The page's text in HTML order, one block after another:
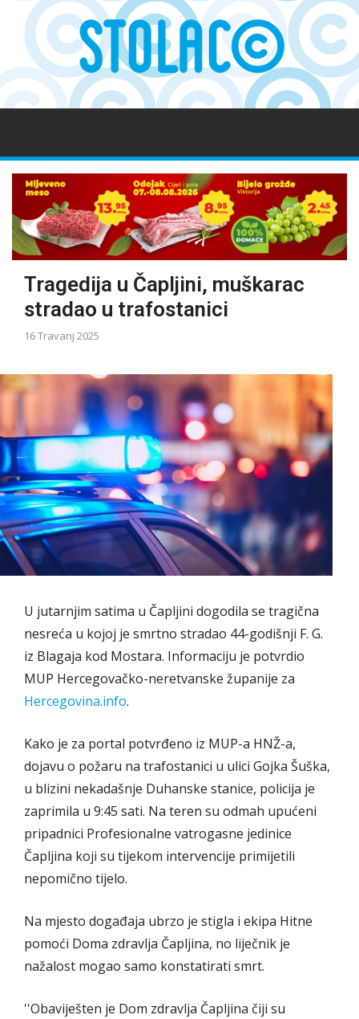
Tragedija u Čapljini, muškarac
stradao u trafostanici
16 Travanj 2025
U jutarnjim satima u Čapljini dogodila se tragična
nesreća u kojoj je smrtno stradao 44-godišnji F. G.
iz Blagaja kod Mostara. Informaciju je potvrdio
MUP Hercegovačko-neretvanske županije za
Hercegovina.info.
Kako je za portal potvrđeno iz MUP-a HNŽ-a,
dojavu o požaru na trafostanici u ulici Gojka Šuška,
u blizini nekadašnje Duhanske stanice, policija je
zaprimila u 9:45 sati. Na teren su odmah upućeni
pripadnici Profesionalne vatrogasne jedinice
Čapljina koji su tijekom intervencije primijetili
nepomično tijelo.
Na mjesto događaja ubrzo je stigla i ekipa Hitne
pomoći Doma zdravlja Čapljina, no liječnik je
nažalost mogao samo konstatirati smrt.
''Obaviješten je Dom zdravlja Čapljina čiji su